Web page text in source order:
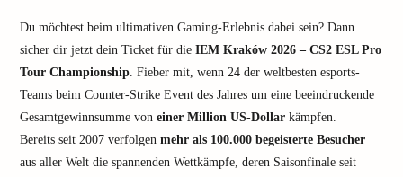
Du möchtest beim ultimativen Gaming-Erlebnis dabei sein? Dann
sicher dir jetzt dein Ticket für die IEM Kraków 2026 – CS2 ESL Pro
Tour Championship. Fieber mit, wenn 24 der weltbesten esports-
Teams beim Counter-Strike Event des Jahres um eine beeindruckende
Gesamtgewinnsumme von einer Million US-Dollar kämpfen.
Bereits seit 2007 verfolgen mehr als 100.000 begeisterte Besucher
aus aller Welt die spannenden Wettkämpfe, deren Saisonfinale seit